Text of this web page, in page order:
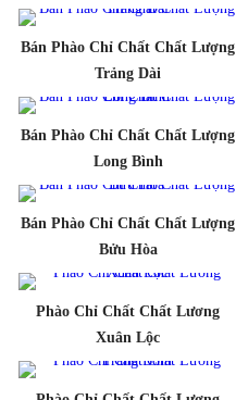
Bán Phào Chỉ Chất Chất Lượng
Trảng Dài
Bán Phào Chỉ Chất Chất Lượng
Long Bình
Bán Phào Chỉ Chất Chất Lượng
Bửu Hòa
Phào Chỉ Chất Chất Lương
Xuân Lộc